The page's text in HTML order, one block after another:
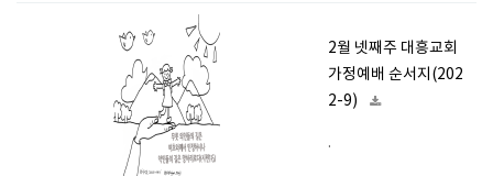
2월 넷째주 대흥교회
가정예배 순서지(202
2-9)
.